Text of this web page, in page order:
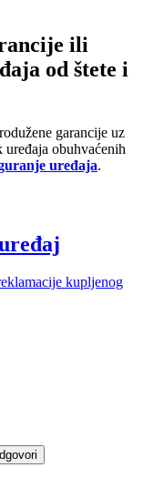
ili
od štete i
garancije uz
obuhvaćenih
uređaja.
kupljenog